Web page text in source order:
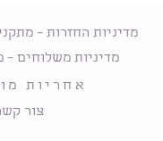
מדיניות החזרות –
מדיניות משלוחים –
אחריות
צור